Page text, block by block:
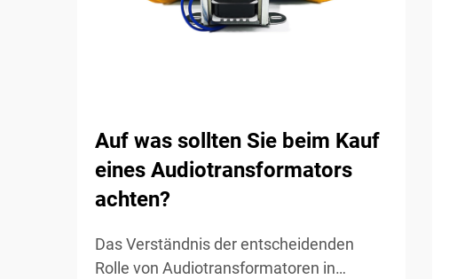
Auf was sollten Sie beim Kauf
eines Audiotransformators
achten?
Das Verständnis der entscheidenden
Rolle von Audiotransformatoren in